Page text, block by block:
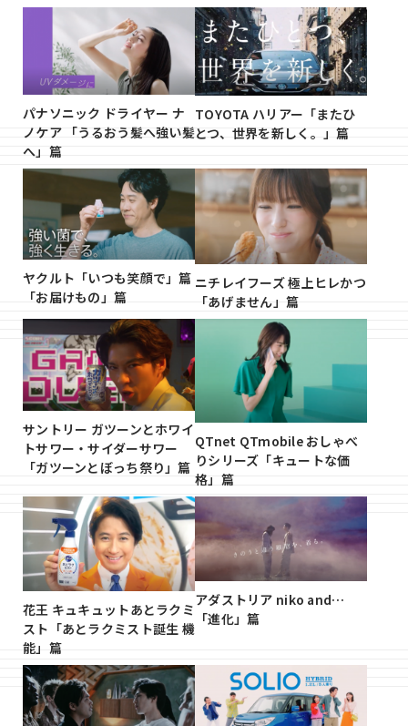
パナソニック ドライヤー ナ
ノケア 「うるおう髪へ強い髪
へ」篇
TOYOTA ハリアー「またひ
とつ、世界を新しく。」篇
ヤクルト「いつも笑顔で」篇
「お届けもの」篇
ニチレイフーズ 極上ヒレかつ
「あげません」篇
サントリー ガツーンとホワイ
トサワー・サイダーサワー
「ガツーンとぼっち祭り」篇
QTnet QTmobile おしゃべ
りシリーズ「キュートな価
格」篇
花王 キュキュットあとラクミ
スト「あとラクミスト誕生 機
能」篇
アダストリア niko and…
「進化」篇